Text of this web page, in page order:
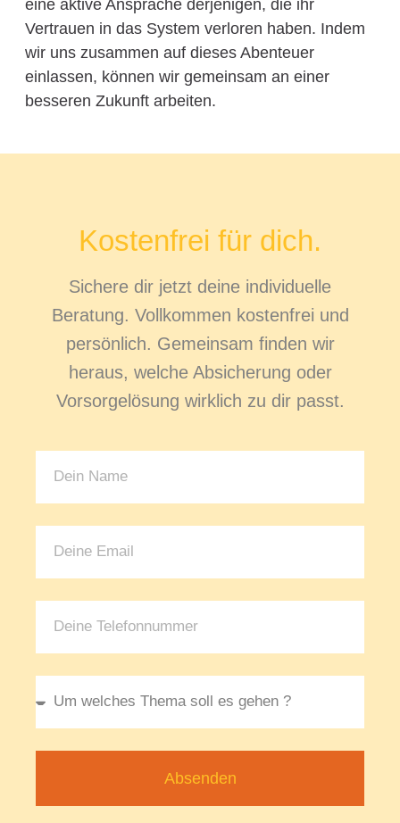
eine aktive Ansprache derjenigen, die ihr
Vertrauen in das System verloren haben. Indem
wir uns zusammen auf dieses Abenteuer
einlassen, können wir gemeinsam an einer
besseren Zukunft arbeiten.
Kostenfrei für dich.
Sichere dir jetzt deine individuelle
Beratung. Vollkommen kostenfrei und
persönlich. Gemeinsam finden wir
heraus, welche Absicherung oder
Vorsorgelösung wirklich zu dir passt.
Absenden